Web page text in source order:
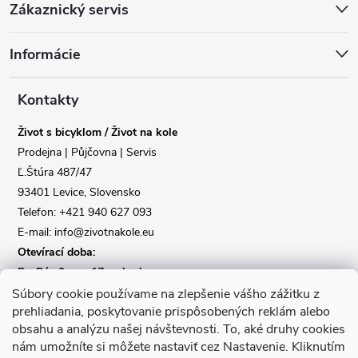
Súbory cookie používame na zlepšenie vášho zážitku z
prehliadania, poskytovanie prispôsobených reklám alebo
obsahu a analýzu našej návštevnosti. To, aké druhy cookies
nám umožníte si môžete nastaviť cez Nastavenie. Kliknutím
p
Zákaznický servis
Informácie
Kontakty
Život s bicyklom / Život na kole
Prodejna | Půjčovna | Servis
Ľ.Štúra 487/47
93401 Levice, Slovensko
Telefon: +421 940 627 093
E-mail: info@zivotnakole.eu
Otevírací doba:
Po-Pá : 9,oo - 17,oo hod
So : 9,oo - 12,oo | Ne : Zavřeno
Kontaktní formulář